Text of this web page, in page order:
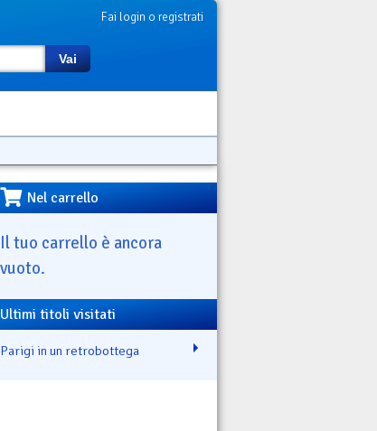
Fai login o registrati
Vai
Nel carrello
Il tuo carrello è ancora
vuoto.
Ultimi titoli visitati
Parigi in un retrobottega